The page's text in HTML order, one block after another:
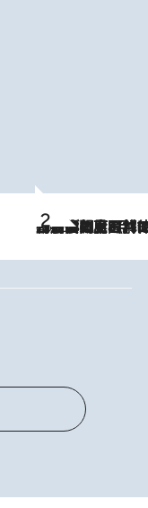
2026.8.8
「最後に見られてよかった」上野動物園の東園パンダ舎が解体前に特別公開。8月16日まで延長されたパネル展と共に辿る“半世紀”のパンダ飼育《解体工事の図面あり》